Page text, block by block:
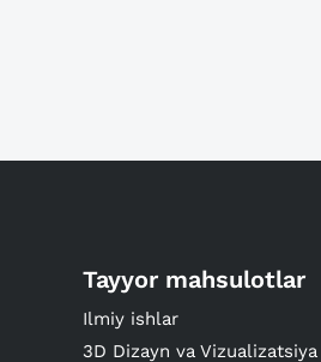
Tayyor mahsulotlar
Ilmiy ishlar
3D Dizayn va Vizualizatsiya